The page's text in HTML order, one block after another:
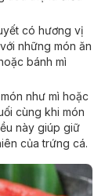
có hương vị
những món ăn
bánh mì
như mì hoặc
cùng khi món
này giúp giữ
của trứng cá.